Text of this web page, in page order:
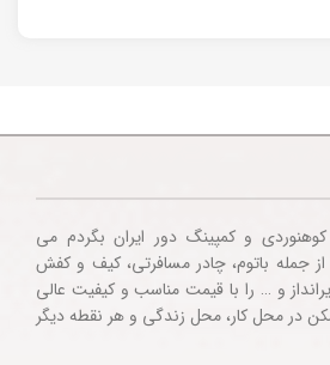
و کمپینگ دور ایران بگردم می
جمله باتوم، چادر مسافرتی، کیف و کفش
و … را با قیمت مناسب و کیفیت عالی
در محل کار، محل زندگی و هر نقطه دیگر